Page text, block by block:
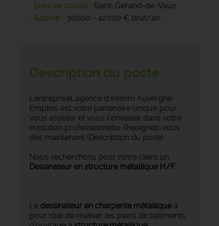
Lieu de travail
Saint-Gérand-de-Vaux
Salaire
30000 - 42000 € brut/an
Description du poste
L'entrepriseL'agence d'intérim Auvergne
Emplois est votre partenaire unique pour
vous assister et vous conseiller dans votre
évolution professionnelle. Rejoignez-vous
dès maintenant !Description du poste
Nous recherchons pour notre client un
Dessinateur en structure métallique H/F.
Le dessinateur en charpente métalliquea
pour rôle de réaliser les plans de bâtiments